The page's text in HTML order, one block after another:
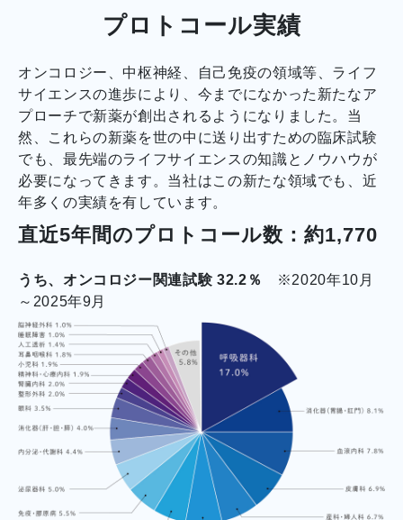
プロトコール実績
オンコロジー、中枢神経、自己免疫の領域等、ライフ
サイエンスの進歩により、今までになかった新たなア
プローチで新薬が創出されるようになりました。当
然、これらの新薬を世の中に送り出すための臨床試験
でも、最先端のライフサイエンスの知識とノウハウが
必要になってきます。当社はこの新たな領域でも、近
年多くの実績を有しています。
直近5年間のプロトコール数：約1,770
うち、オンコロジー関連試験 32.2％
※2020年10月
～2025年9月